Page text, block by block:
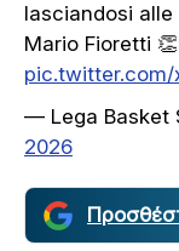
lasciandosi
Mario Fioretti
pic.twitter.com/
— Lega Basket
2026